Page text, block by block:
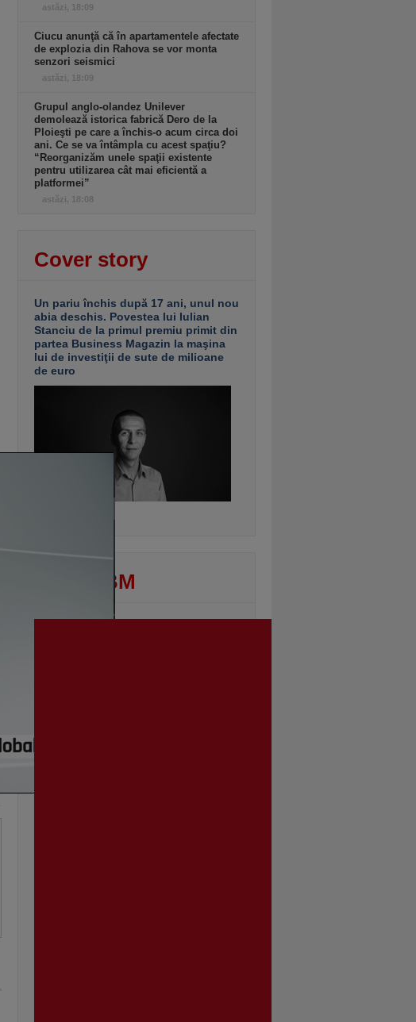
astăzi, 18:09
Ciucu anunţă că în apartamentele afectate
de explozia din Rahova se vor monta
senzori seismici
astăzi, 18:09
Grupul anglo-olandez Unilever
demolează istorica fabrică Dero de la
Ploieşti pe care a închis-o acum circa doi
ani. Ce se va întâmpla cu acest spaţiu?
“Reorganizăm unele spaţii existente
pentru utilizarea cât mai eficientă a
platformei”
astăzi, 18:08
Cover story
Un pariu închis după 17 ani, unul nou
abia deschis. Povestea lui Iulian
Stanciu de la primul premiu primit din
partea Business Magazin la maşina
lui de investiţii de sute de milioane
de euro
VIDEO BM